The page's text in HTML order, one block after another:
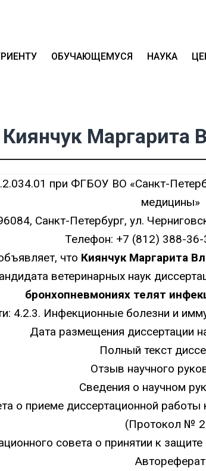
ОБУЧАЮЩЕМУСЯ НАУКА
Киянчук Маргарита
при ФГБОУ ВО «Санкт-
медицины»
Санкт-Петербург, ул.
Телефон: +7 (812) 388-36-
что Киянчук Маргарита
ветеринарных наук
бронхопневмониях телят
4.2.3. Инфекционные болезни и
Дата размещения диссертации
Полный текст
Отзыв научного
Сведения о научном
о приеме диссертационной
(Протокол №
совета о принятии к
Автореферат